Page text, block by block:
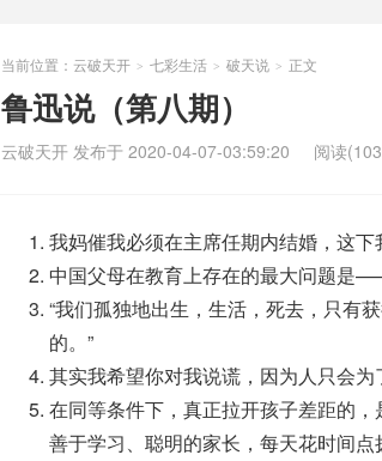
当前位置： 云破天开 > 七彩生活 > 破天说 > 正文
鲁迅说（第八期）
云破天开 发布于 2020-04-07-03:59:20 阅读
我妈催我必须在主席任期内结婚，这下
中国父母在教育上存在的最大问题是
“我们孤独地出生，生活，死去，只有
的。”
其实我希望你对我说谎，因为人只会为
在同等条件下，真正拉开孩子差距的，
善于学习、聪明的家长，每天花时间